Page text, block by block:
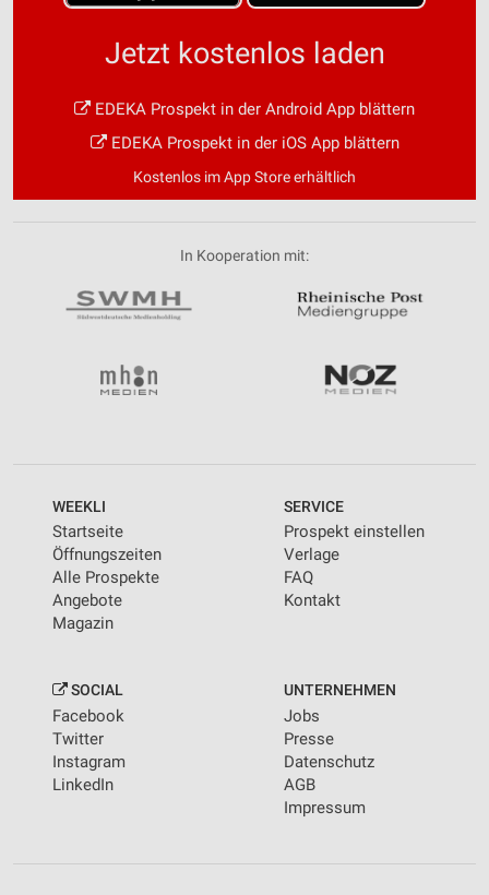
Jetzt kostenlos laden
EDEKA Prospekt in der Android App blättern
EDEKA Prospekt in der iOS App blättern
Kostenlos im App Store erhältlich
In Kooperation mit:
WEEKLI
Startseite
Öffnungszeiten
Alle Prospekte
Angebote
Magazin
SERVICE
Prospekt einstellen
Verlage
FAQ
Kontakt
SOCIAL
Facebook
Twitter
Instagram
LinkedIn
UNTERNEHMEN
Jobs
Presse
Datenschutz
AGB
Impressum